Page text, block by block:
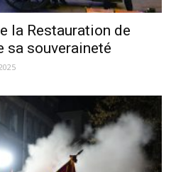
la Restauration de
sa souveraineté